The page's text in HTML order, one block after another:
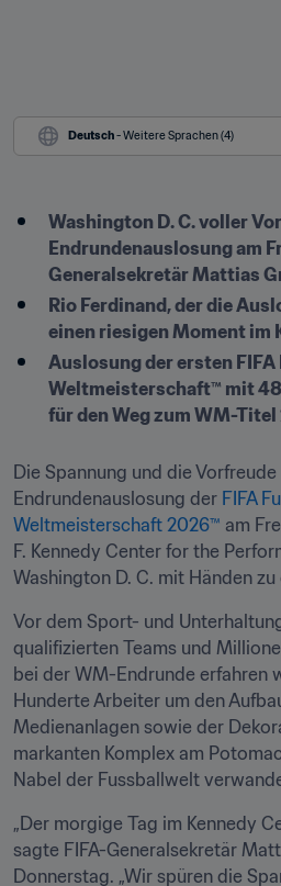
Deutsch - Weitere Sprachen (4)
Washington D. C. voller
Endrundenauslosung am
Generalsekretär Mattias
Rio Ferdinand, der die
einen riesigen Moment im
Auslosung der ersten FIFA
Weltmeisterschaft™ mit 48
für den Weg zum WM-
Die Spannung und die
Endrundenauslosung der FIFA
Weltmeisterschaft 2026™ am
F. Kennedy Center for the
Washington D. C. mit Händen
Vor dem Sport- und
qualifizierten Teams und
bei der WM-Endrunde erfahren
Hunderte Arbeiter um den
Medienanlagen sowie der
markanten Komplex am
Nabel der Fussballwelt
„Der morgige Tag im Kennedy
sagte FIFA-Generalsekretär
Donnerstag. „Wir spüren die